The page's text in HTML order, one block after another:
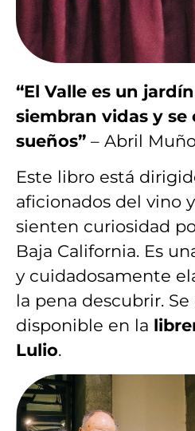
“El Valle es un
siembran vidas y se
sueños” – Abril
Este libro está
aficionados del vino
sienten curiosidad
Baja California. Es
y cuidadosamente
la pena descubrir.
disponible en la
Lulio.